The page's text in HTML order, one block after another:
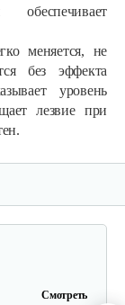
меняется, не
без эффекта
уровень
лезвие при
GS…
Смотреть
HT…
Смотреть